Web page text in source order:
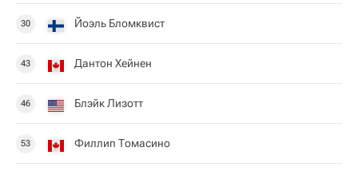
30 Йоэль Бломквист
43 Дантон Хейнен
46 Блэйк Лизотт
53 Филлип Томасино